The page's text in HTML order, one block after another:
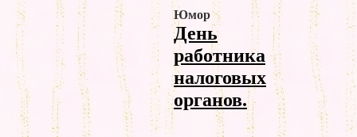
Юмор
День
работника
налоговых
органов.